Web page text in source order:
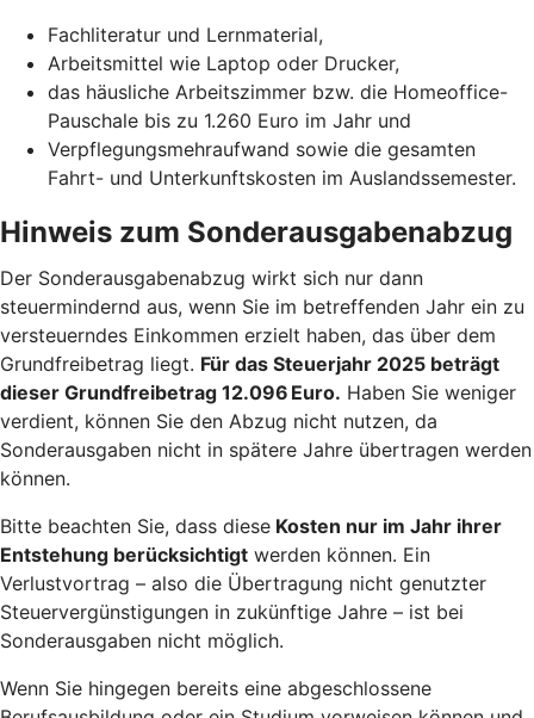
Fachliteratur und Lernmaterial,
Arbeitsmittel wie Laptop oder Drucker,
das häusliche Arbeitszimmer bzw. die Homeoffice-
Pauschale bis zu 1.260 Euro im Jahr und
Verpflegungsmehraufwand sowie die gesamten
Fahrt- und Unterkunftskosten im Auslandssemester.
Hinweis zum Sonderausgabenabzug
Der Sonderausgabenabzug wirkt sich nur dann
steuermindernd aus, wenn Sie im betreffenden Jahr ein zu
versteuerndes Einkommen erzielt haben, das über dem
Grundfreibetrag liegt. Für das Steuerjahr 2025 beträgt
dieser Grundfreibetrag 12.096 Euro. Haben Sie weniger
verdient, können Sie den Abzug nicht nutzen, da
Sonderausgaben nicht in spätere Jahre übertragen werden
können.
Bitte beachten Sie, dass diese Kosten nur im Jahr ihrer
Entstehung berücksichtigt werden können. Ein
Verlustvortrag – also die Übertragung nicht genutzter
Steuervergünstigungen in zukünftige Jahre – ist bei
Sonderausgaben nicht möglich.
Wenn Sie hingegen bereits eine abgeschlossene